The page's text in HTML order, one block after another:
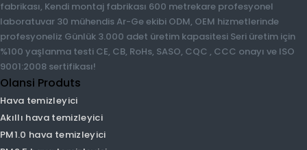
Guangzhou, Çin'de 12 yıldan fazla deneyime sahiptir.60.000 m2
kendi enjeksiyon kalıp fabrikası, kendi filtre fabrikası, kendi kalıp
fabrikası, Kendi montaj fabrikası 600 metrekare profesyonel
laboratuvar 30 mühendis Ar-Ge ekibi ODM, OEM hizmetlerinde
profesyoneliz Günlük 3.000 adet üretim kapasitesi Seri üretim
için %100 yaşlanma testi CE, CB, RoHs, SASO, CQC , CCC onayı
ve ISO 9001:2008 sertifikası!